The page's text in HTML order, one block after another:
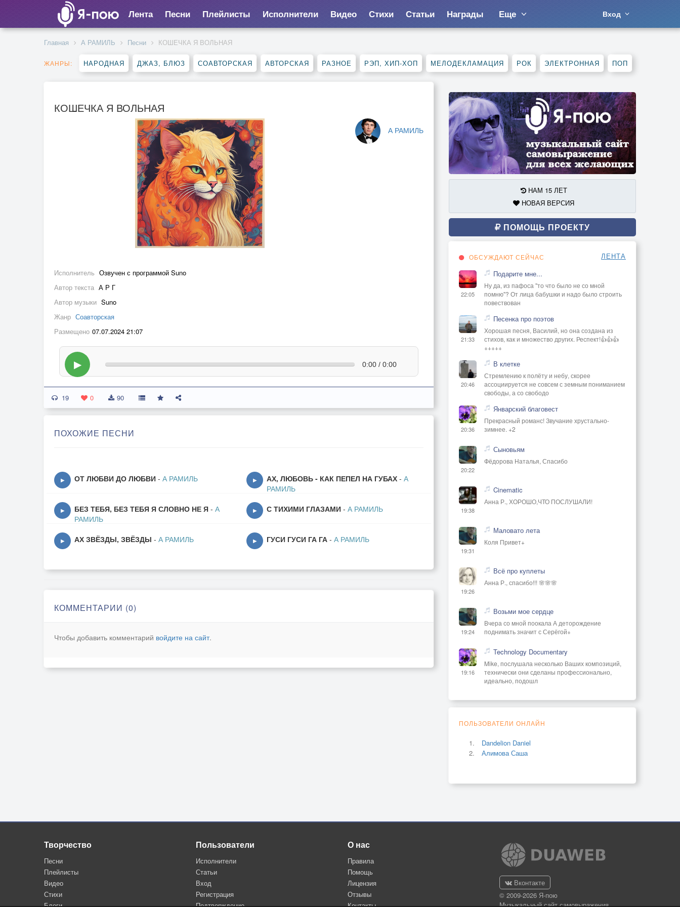
Лента Песни Плейлисты Исполнители Видео Стихи Статьи Награды Еще Вход
Главная А РАМИЛЬ Песни КОШЕЧКА Я ВОЛЬНАЯ
ЖАНРЫ: НАРОДНАЯ ДЖАЗ, БЛЮЗ СОАВТОРСКАЯ АВТОРСКАЯ РАЗНОЕ РЭП, ХИП-ХОП МЕЛОДЕКЛАМАЦИЯ РОК ЭЛЕКТРОННАЯ ПОП
КОШЕЧКА Я ВОЛЬНАЯ
А РАМИЛЬ
Исполнитель Озвучен с программой Suno
Автор текста А Р Г
Автор музыки Suno
Жанр Соавторская
Размещено 07.07.2024 21:07
▶ 0:00 / 0:00
19 0 90
ПОХОЖИЕ ПЕСНИ
▶ ОТ ЛЮБВИ ДО ЛЮБВИ - А РАМИЛЬ ▶ АХ, ЛЮБОВЬ - КАК ПЕПЕЛ НА ГУБАХ - А
РАМИЛЬ
▶ БЕЗ ТЕБЯ, БЕЗ ТЕБЯ Я СЛОВНО НЕ Я - А
РАМИЛЬ
▶ С ТИХИМИ ГЛАЗАМИ - А РАМИЛЬ
▶ АХ ЗВЁЗДЫ, ЗВЁЗДЫ - А РАМИЛЬ ▶ ГУСИ ГУСИ ГА ГА - А РАМИЛЬ
КОММЕНТАРИИ (0)
Чтобы добавить комментарий войдите на сайт.
НАМ 15 ЛЕТ
НОВАЯ ВЕРСИЯ
ПОМОЩЬ ПРОЕКТУ
ОБСУЖДАЮТ СЕЙЧАС ЛЕНТА
22:05
Подарите мне...
Ну да, из пафоса "то что было не со мной
помню"? От лица бабушки и надо было строить
повествован
21:33
Песенка про поэтов
Хорошая песня, Василий, но она создана из
стихов, как и множество других. Респект!👍👍👍
+++++
20:46
В клетке
Стремлению к полёту и небу, скорее
ассоциируется не совсем с земным пониманием
свободы, а со свободо
20:36
Январский благовест
Прекрасный романс! Звучание хрустально-
зимнее. +2
20:22
Сыновьям
Фёдорова Наталья, Спасибо
19:38
Cinematic
Анна Р., ХОРОШО,ЧТО ПОСЛУШАЛИ!
19:31
Маловато лета
Коля Привет+
19:26
Всё про куплеты
Анна Р., спасибо!!! 🌸🌸🌸
19:24
Возьми мое сердце
Вчера со мной поокала А деторождение
поднимать значит с Серёгой+
19:16
Technology Documentary
Mike, послушала несколько Ваших композиций,
технически они сделаны профессионально,
идеально, подошл
ПОЛЬЗОВАТЕЛИ ОНЛАЙН
Dandelion Daniel
Алимова Саша
Творчество
Песни
Плейлисты
Видео
Стихи
Пользователи
Исполнители
Статьи
Вход
Регистрация
О нас
Правила
Помощь
Лицензия
Отзывы
Вконтакте
© 2009-2026 Я-пою
Музыкальный сайт самовыражения